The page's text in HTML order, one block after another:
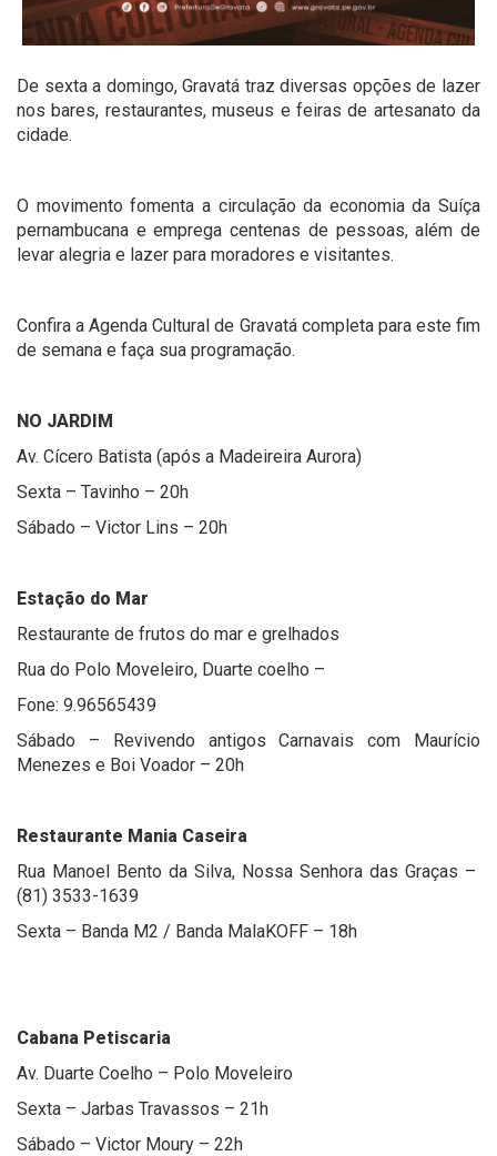
De sexta a domingo, Gravatá traz diversas opções de lazer
nos bares, restaurantes, museus e feiras de artesanato da
cidade.
O movimento fomenta a circulação da economia da Suíça
pernambucana e emprega centenas de pessoas, além de
levar alegria e lazer para moradores e visitantes.
Confira a Agenda Cultural de Gravatá completa para este fim
de semana e faça sua programação.
NO JARDIM
Av. Cícero Batista (após a Madeireira Aurora)
Sexta – Tavinho – 20h
Sábado – Victor Lins – 20h
Estação do Mar
Restaurante de frutos do mar e grelhados
Rua do Polo Moveleiro, Duarte coelho –
Fone: 9.96565439
Sábado – Revivendo antigos Carnavais com Maurício
Menezes e Boi Voador – 20h
Restaurante Mania Caseira
Rua Manoel Bento da Silva, Nossa Senhora das Graças –
(81) 3533-1639
Sexta – Banda M2 / Banda MalaKOFF – 18h
Cabana Petiscaria
Av. Duarte Coelho – Polo Moveleiro
Sexta – Jarbas Travassos – 21h
Sábado – Victor Moury – 22h